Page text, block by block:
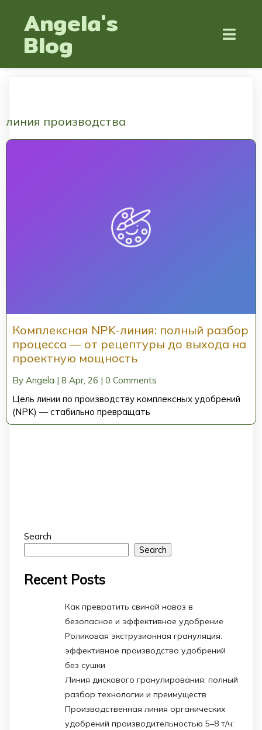
Angela's
Blog
линия производства
Комплексная NPK-линия: полный разбор
процесса — от рецептуры до выхода на
проектную мощность
By Angela | 8 Apr, 26 | 0 Comments
Цель линии по производству комплексных удобрений
(NPK) — стабильно превращать
Search
Search
Recent Posts
Как превратить свиной навоз в
безопасное и эффективное удобрение
Роликовая экструзионная грануляция:
эффективное производство удобрений
без сушки
Линия дискового гранулирования: полный
разбор технологии и преимуществ
Производственная линия органических
удобрений производительностью 5–8 т/ч: